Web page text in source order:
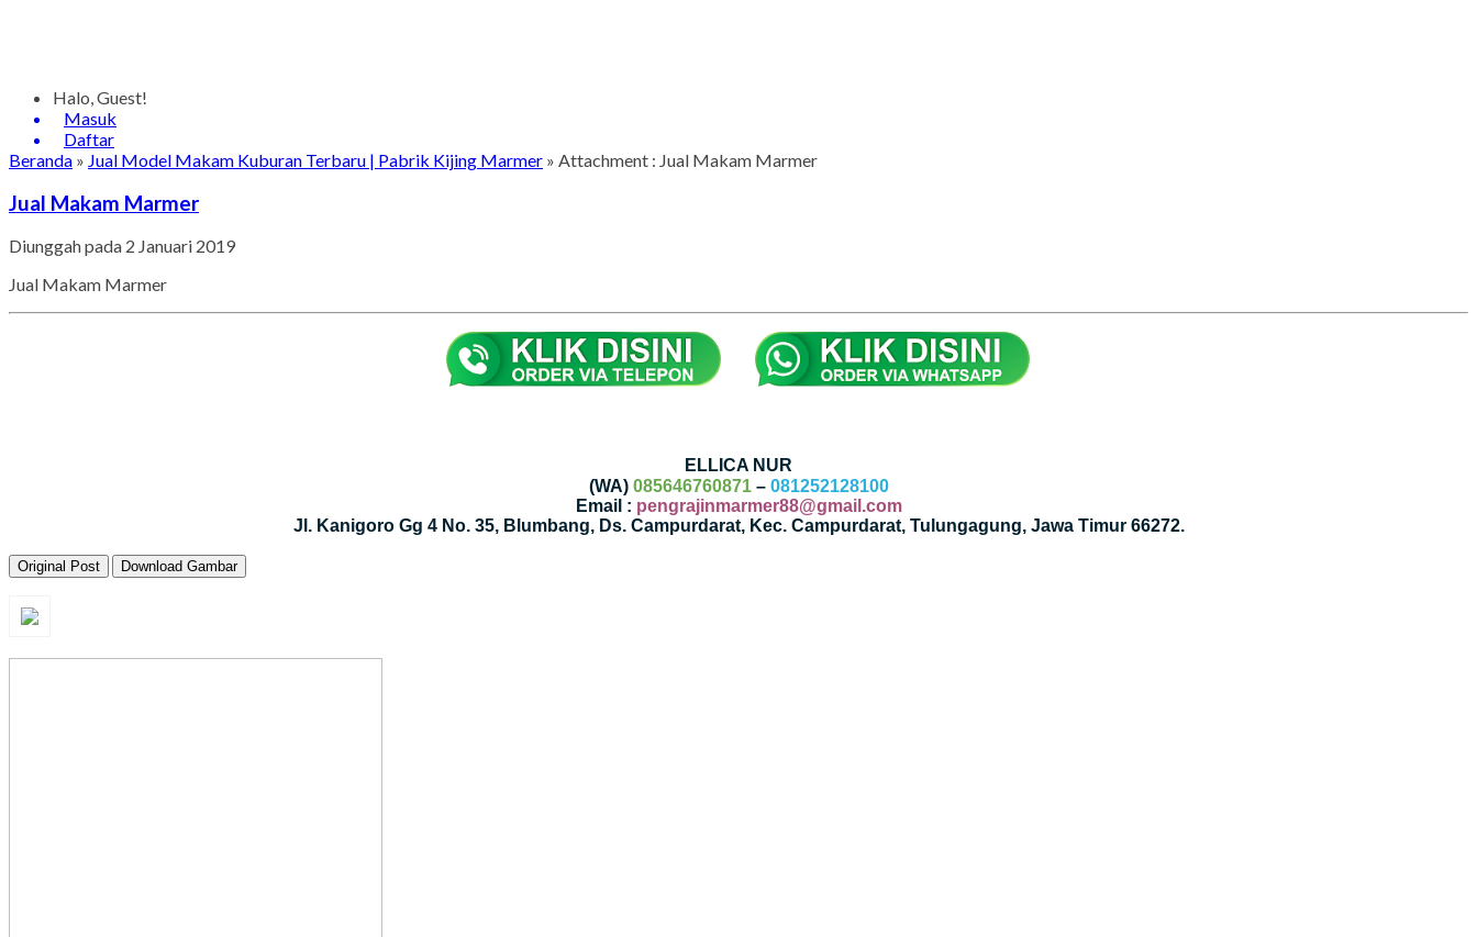
Halo, Guest!
Masuk
Daftar
Beranda » Jual Model Makam Kuburan Terbaru | Pabrik Kijing Marmer » Attachment : Jual Makam Marmer
Jual Makam Marmer
Diunggah pada 2 Januari 2019
Jual Makam Marmer
ELLICA NUR
(WA) 085646760871– 081252128100
Email : pengrajinmarmer88@gmail.com
Jl. Kanigoro Gg 4 No. 35, Blumbang, Ds. Campurdarat, Kec. Campurdarat, Tulungagung, Jawa Timur 66272.
Original Post Download Gambar